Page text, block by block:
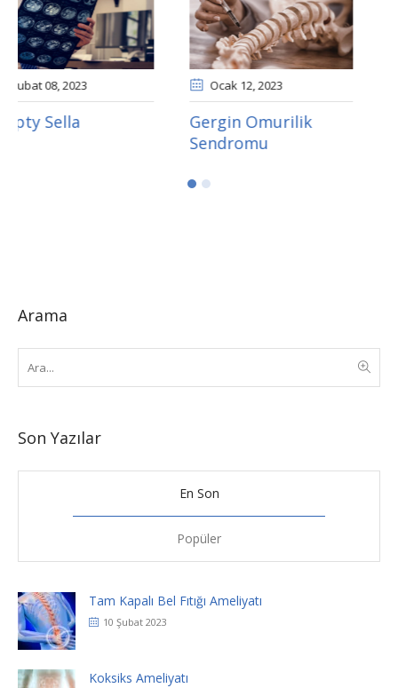
Ocak 12
Gergin Omurilik
Şubat 08
Tam Kapalı Bel
Ameliyatı
Arama
Son Yazılar
En Son
Popüler
Tam Kapalı Bel Fıtığı Ameliyatı
10 Şubat 2023
Koksiks Ameliyatı